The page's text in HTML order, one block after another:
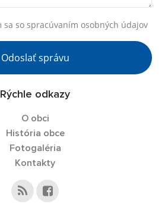
sa so spracúvaním osobných údajov
Odoslať správu
Rýchle odkazy
O obci
História obce
Fotogaléria
Kontakty